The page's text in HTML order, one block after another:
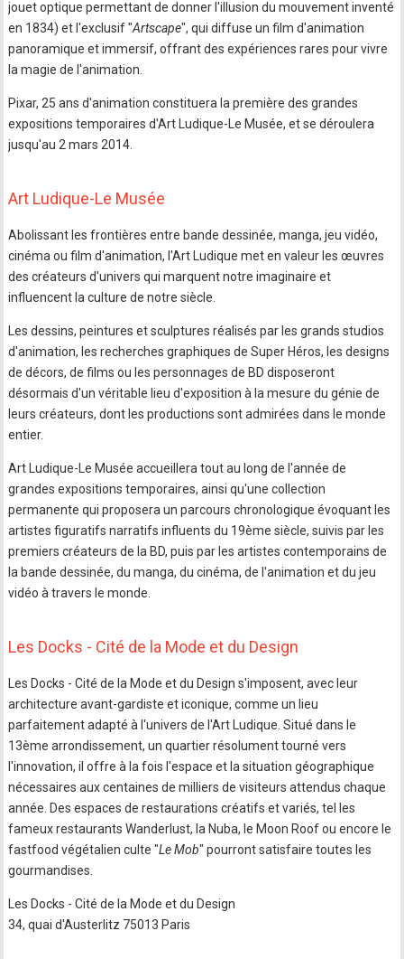
jouet optique permettant de donner l'illusion du mouvement inventé
en 1834) et l'exclusif "Artscape", qui diffuse un film d'animation
panoramique et immersif, offrant des expériences rares pour vivre
la magie de l'animation.
Pixar, 25 ans d'animation constituera la première des grandes
expositions temporaires d'Art Ludique-Le Musée, et se déroulera
jusqu'au 2 mars 2014.
Art Ludique-Le Musée
Abolissant les frontières entre bande dessinée, manga, jeu vidéo,
cinéma ou film d'animation, l'Art Ludique met en valeur les œuvres
des créateurs d'univers qui marquent notre imaginaire et
influencent la culture de notre siècle.
Les dessins, peintures et sculptures réalisés par les grands studios
d'animation, les recherches graphiques de Super Héros, les designs
de décors, de films ou les personnages de BD disposeront
désormais d'un véritable lieu d'exposition à la mesure du génie de
leurs créateurs, dont les productions sont admirées dans le monde
entier.
Art Ludique-Le Musée accueillera tout au long de l'année de
grandes expositions temporaires, ainsi qu'une collection
permanente qui proposera un parcours chronologique évoquant les
artistes figuratifs narratifs influents du 19ème siècle, suivis par les
premiers créateurs de la BD, puis par les artistes contemporains de
la bande dessinée, du manga, du cinéma, de l'animation et du jeu
vidéo à travers le monde.
Les Docks - Cité de la Mode et du Design
Les Docks - Cité de la Mode et du Design s'imposent, avec leur
architecture avant-gardiste et iconique, comme un lieu
parfaitement adapté à l'univers de l'Art Ludique. Situé dans le
13ème arrondissement, un quartier résolument tourné vers
l'innovation, il offre à la fois l'espace et la situation géographique
nécessaires aux centaines de milliers de visiteurs attendus chaque
année. Des espaces de restaurations créatifs et variés, tel les
fameux restaurants Wanderlust, la Nuba, le Moon Roof ou encore le
fastfood végétalien culte "Le Mob" pourront satisfaire toutes les
gourmandises.
Les Docks - Cité de la Mode et du Design
34, quai d'Austerlitz 75013 Paris